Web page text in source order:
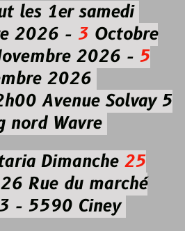
les 1er samedi
2026 - 3Octobre
2026 - 5
2026
Avenue Solvay 5
nord Wavre
Dimanche 25
Rue du marché
- 5590 Ciney